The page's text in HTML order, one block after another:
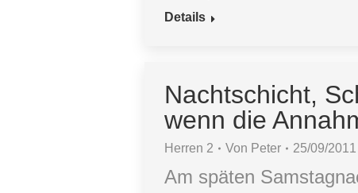
Details
Nachtschicht,
wenn die
Herren 2 Von Peter 25/09/2011
Am späten